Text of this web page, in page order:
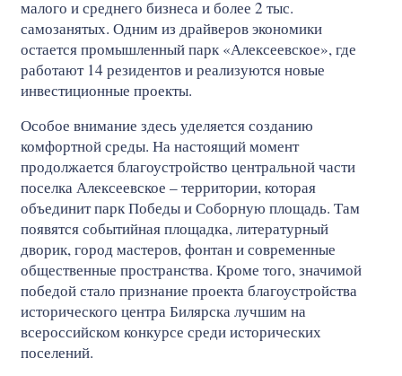
малого и среднего бизнеса и более 2 тыс.
самозанятых. Одним из драйверов экономики
остается промышленный парк «Алексеевское», где
работают 14 резидентов и реализуются новые
инвестиционные проекты.
Особое внимание здесь уделяется созданию
комфортной среды. На настоящий момент
продолжается благоустройство центральной части
поселка Алексеевское – территории, которая
объединит парк Победы и Соборную площадь. Там
появятся событийная площадка, литературный
дворик, город мастеров, фонтан и современные
общественные пространства. Кроме того, значимой
победой стало признание проекта благоустройства
исторического центра Билярска лучшим на
всероссийском конкурсе среди исторических
поселений.